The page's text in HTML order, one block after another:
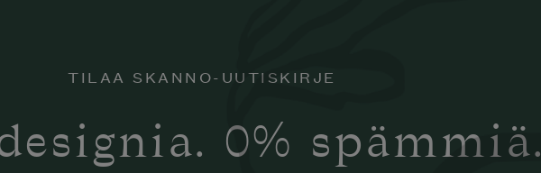
TILAA SKANNO-UUTISKIRJE
0% spämmiä.